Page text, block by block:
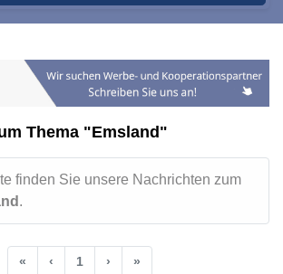
Thema "Emsland"
finden Sie unsere Nachrichten zum
.
« ‹ 1 › »